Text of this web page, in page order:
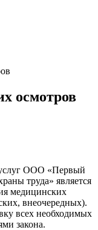
осмотров
ООО «Первый
труда» является
медицинских
внеочередных).
всех необходимых
закона.